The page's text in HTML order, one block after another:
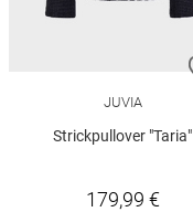
JUVIA
Strickpullover "Taria"
179,99 €